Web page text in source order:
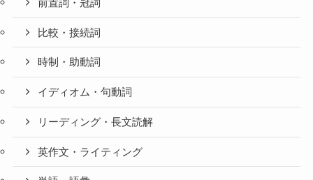
前置詞・冠詞
比較・接続詞
時制・助動詞
イディオム・句動詞
リーディング・長文読解
英作文・ライティング